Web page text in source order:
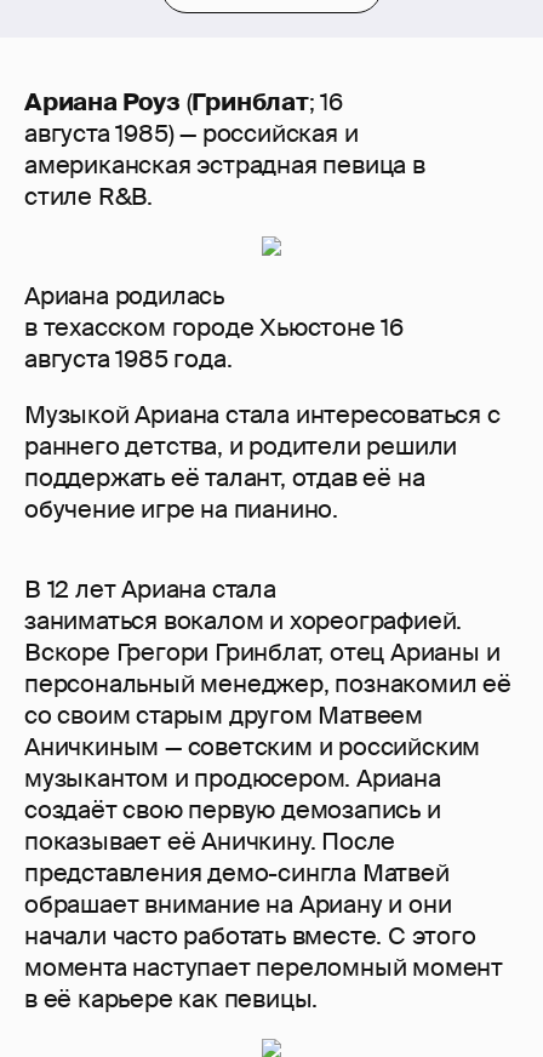
Ариана Роуз (Гринблат; 16
августа 1985) — российская и
американская эстрадная певица в
стиле R&B.
Ариана родилась
в техасском городе Хьюстоне 16
августа 1985 года.
Музыкой Ариана стала интересоваться с
раннего детства, и родители решили
поддержать её талант, отдав её на
обучение игре на пианино.
В 12 лет Ариана стала
заниматься вокалом и хореографией.
Вскоре Грегори Гринблат, отец Арианы и
персональный менеджер, познакомил её
со своим старым другом Матвеем
Аничкиным — советским и российским
музыкантом и продюсером. Ариана
создаёт свою первую демозапись и
показывает её Аничкину. После
представления демо-сингла Матвей
обрашает внимание на Ариану и они
начали часто работать вместе. С этого
момента наступает переломный момент
в её карьере как певицы.